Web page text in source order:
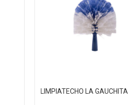
LIMPIATECHO LA GAUCHITA